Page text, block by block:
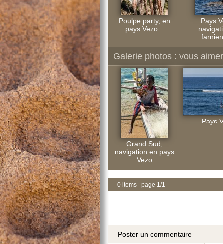
Poulpe party, en
pays Vezo...
Pays
Galerie photos : vous
Grand Sud,
navigation en pays
Vezo
Pays
0 items page 1/1
Poster un commentaire